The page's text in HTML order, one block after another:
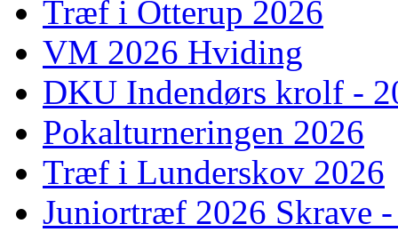
Træf i Otterup 2026
VM 2026 Hviding
DKU Indendørs krolf -
Pokalturneringen 2026
Træf i Lunderskov 2026
Juniortræf 2026 Skrave